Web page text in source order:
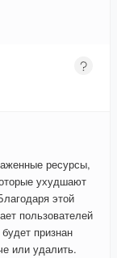
ресурсы,
ухудшают
этой
пользователей
признан
или удалить.